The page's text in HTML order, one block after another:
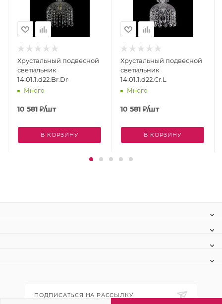
Хрустальный подвесной
светильник
14.01.1.d22.Br.Dr
Много
10 581 ₽/шт
В КОРЗИНУ
Хрустальный подвесной
светильник
14.01.1.d22.Cr.L
Много
10 581 ₽/шт
В КОРЗИНУ
ПОДПИСАТЬСЯ НА РАССЫЛКУ